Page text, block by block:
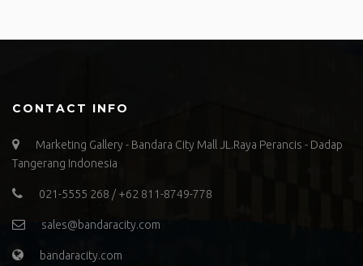
CONTACT INFO
Marketing Gallery - Bandara City Mall JL.Raya Perancis - Dadap
Tangerang Indonesia
021-5555 268 / +62 811-8749-778
sales@bandaracity.com
bandaracity.com